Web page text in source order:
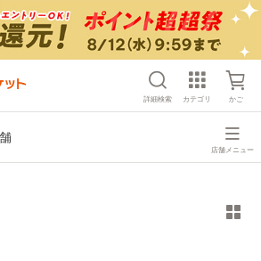
詳細検索 カテゴリ かご
店舗メニュー